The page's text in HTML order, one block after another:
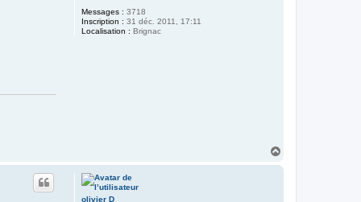
Messages : 3718
Inscription : 31 déc. 2011, 17:11
Localisation : Brignac
olivier D